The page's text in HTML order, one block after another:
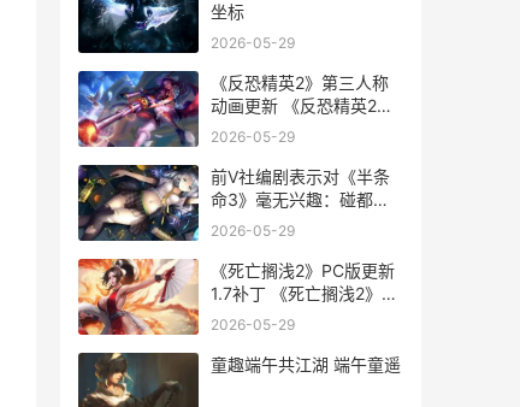
坐标
2026-05-29
《反恐精英2》第三人称
动画更新 《反恐精英2》
直接安装游戏
2026-05-29
前V社编剧表示对《半条
命3》毫无兴趣：碰都不
想碰
2026-05-29
《死亡搁浅2》PC版更新
1.7补丁 《死亡搁浅2》
PC修改器
2026-05-29
童趣端午共江湖 端午童遥